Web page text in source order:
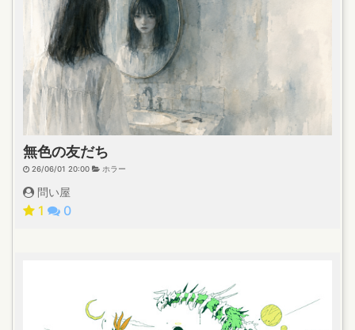
無色の友だち
26/06/01 20:00 ホラー
問い屋
1 0